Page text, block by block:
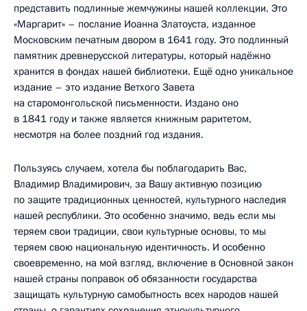
представить подлинные жемчужины нашей коллекции. Это
«Маргарит» – послание Иоанна Златоуста, изданное
Московским печатным двором в 1641 году. Это подлинный
памятник древнерусской литературы, который надёжно
хранится в фондах нашей библиотеки. Ещё одно уникальное
издание – это издание Ветхого Завета
на старомонгольской письменности. Издано оно
в 1841 году и также является книжным раритетом,
несмотря на более поздний год издания.
Пользуясь случаем, хотела бы поблагодарить Вас,
Владимир Владимирович, за Вашу активную позицию
по защите традиционных ценностей, культурного наследия
нашей республики. Это особенно значимо, ведь если мы
теряем свои традиции, свои культурные основы, то мы
теряем свою национальную идентичность. И особенно
своевременно, на мой взгляд, включение в Основной закон
нашей страны поправок об обязанности государства
защищать культурную самобытность всех народов нашей